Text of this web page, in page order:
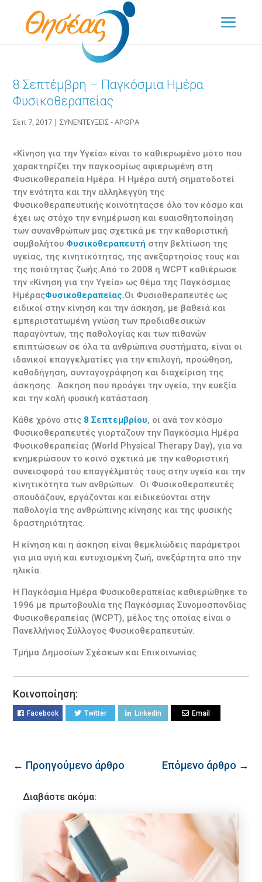
8 Σεπτέμβρη – Παγκόσμια Ημέρα
Φυσικοθεραπείας
Σεπ 7, 2017 |ΣΥΝΕΝΤΕΥΞΕΙΣ - ΑΡΘΡΑ
«Κίνηση για την Υγεία» είναι το καθιερωμένο μότο που
χαρακτηρίζει την παγκοσμίως αφιερωμένη στη
Φυσικοθεραπεία Ημέρα. Η Ημέρα αυτή σηματοδοτεί
την ενότητα και την αλληλεγγύη της
Φυσικοθεραπευτικής κοινότηταςσε όλο τον κόσμο και
έχει ως στόχο την ενημέρωση και ευαισθητοποίηση
των συνανθρώπων μας σχετικά με την καθοριστική
συμβολήτου Φυσικοθεραπευτή στην βελτίωση της
υγείας, της κινητικότητας, της ανεξαρτησίας τους και
της ποιότητας ζωής.Από το 2008 η WCPT καθιέρωσε
την «Κίνηση για την Υγεία» ως θέμα της Παγκόσμιας
ΗμέραςΦυσικοθεραπείας.Οι Φυσιοθεραπευτές ως
ειδικοί στην κίνηση και την άσκηση, με βαθειά και
εμπεριστατωμένη γνώση των προδιαθεσικών
παραγόντων, της παθολογίας και των πιθανών
επιπτώσεων σε όλα τα ανθρώπινα συστήματα, είναι οι
ιδανικοί επαγγελματίες για την επιλογή, προώθηση,
καθοδήγηση, συνταγογράφηση και διαχείριση της
άσκησης. Άσκηση που προάγει την υγεία, την ευεξία
και την καλή φυσική κατάσταση.
Κάθε χρόνο στις 8 Σεπτεμβρίου, οι ανά τον κόσμο
Φυσικοθεραπευτές γιορτάζουν την Παγκόσμια Ημέρα
Φυσικοθεραπείας (World Physical Therapy Day), για να
ενημερώσουν το κοινό σχετικά με την καθοριστική
συνεισφορά του επαγγέλματός τους στην υγεία και την
κινητικότητα των ανθρώπων. Οι Φυσικοθεραπευτές
σπουδάζουν, εργάζονται και ειδικεύονται στην
παθολογία της ανθρώπινης κίνησης και της φυσικής
δραστηριότητας.
Η κίνηση και η άσκηση είναι θεμελιώδεις παράμετροι
για μια υγιή και ευτυχισμένη ζωή, ανεξάρτητα από την
ηλικία.
Η Παγκόσμια Ημέρα Φυσικοθεραπείας καθιερώθηκε το
1996 με πρωτοβουλία της Παγκόσμιας Συνομοσπονδίας
Φυσικοθεραπείας (WCPT), μέλος της οποίας είναι ο
Πανελλήνιος Σύλλογος Φυσικοθεραπευτών.
Τμήμα Δημοσίων Σχέσεων και Επικοινωνίας
Κοινοποίηση:
Facebook Twitter Linkedin Email
← Προηγούμενο άρθρο Επόμενο άρθρο →
Διαβάστε ακόμα: